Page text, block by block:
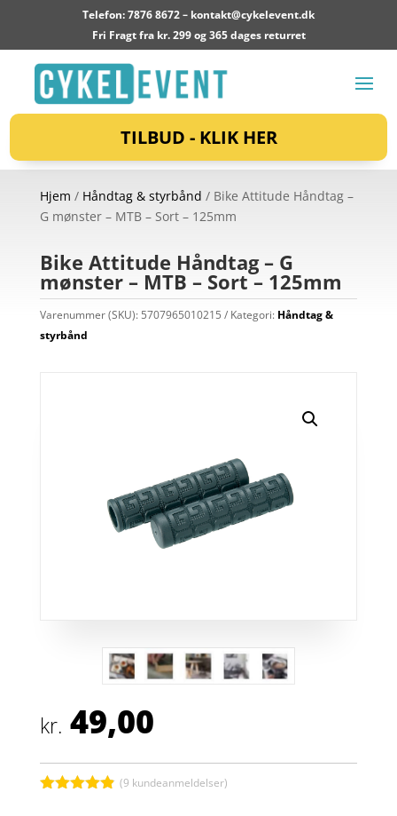
Telefon: 7876 8672 – kontakt@cykelevent.dk
Fri Fragt fra kr. 299 og 365 dages returret
TILBUD - KLIK HER
Hjem / Håndtag & styrbånd / Bike Attitude Håndtag –
G mønster – MTB – Sort – 125mm
Bike Attitude Håndtag – G
mønster – MTB – Sort – 125mm
Varenummer (SKU): 5707965010215 Kategori: Håndtag &
styrbånd
kr. 49,00
(9 kundeanmeldelser)